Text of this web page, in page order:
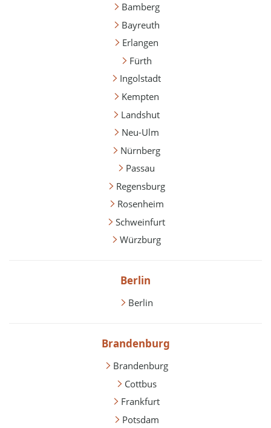
Bamberg
Bayreuth
Erlangen
Fürth
Ingolstadt
Kempten
Landshut
Neu-Ulm
Nürnberg
Passau
Regensburg
Rosenheim
Schweinfurt
Würzburg
Berlin
Berlin
Brandenburg
Brandenburg
Cottbus
Frankfurt
Potsdam